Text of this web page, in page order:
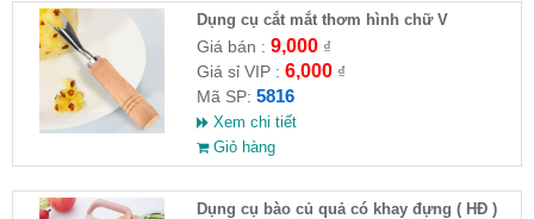
Dụng cụ cắt mắt thơm hình chữ V
Giá bán : 9,000₫
Giá sỉ VIP : 6,000₫
Mã SP: 5816
Xem chi tiết
Giỏ hàng
Dụng cụ bào củ quả có khay đựng ( HĐ )